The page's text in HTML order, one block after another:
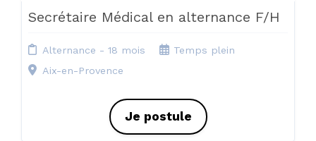
Secrétaire Médical en alternance F/H
Alternance - 18 mois
Temps plein
Aix-en-Provence
Je postule